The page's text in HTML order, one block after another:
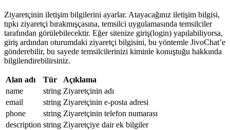
Ziyaretçinin iletişim bilgilerini ayarlar. Atayacağınız iletişim bilgisi,
tıpkı ziyaretçi bırakmışçasına, temsilci uygulamasında temsilciler
tarafından görülebilecektir. Eğer sitenize giriş(login) yapılabiliyorsa,
giriş ardından oturumdaki ziyaretçi bilgisini, bu yöntemle JivoChat’e
gönderebilir, bu sayede temsilcilerinizi kiminle konuştuğu hakkında
bilgilendirebilirsiniz.
Alan adı Tür
Açıklama
name
string Ziyaretçinin adı
email
string Ziyaretçinin e-posta adresi
phone
string Ziyaretçinin telefon numarası
description string Ziyaretçiye dair ek bilgiler